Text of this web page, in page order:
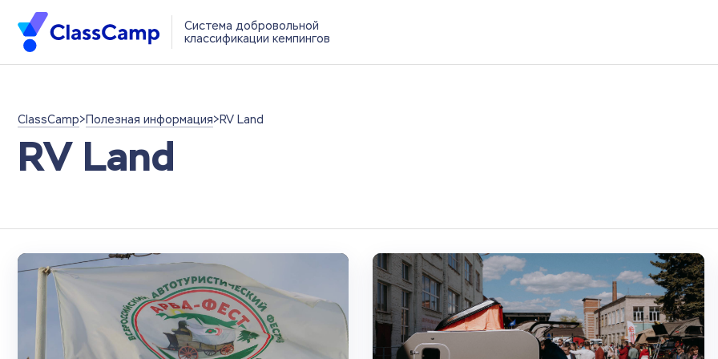
Система добровольной
классификации кемпингов
ClassCamp>Полезная информация>RV Land
RV Land